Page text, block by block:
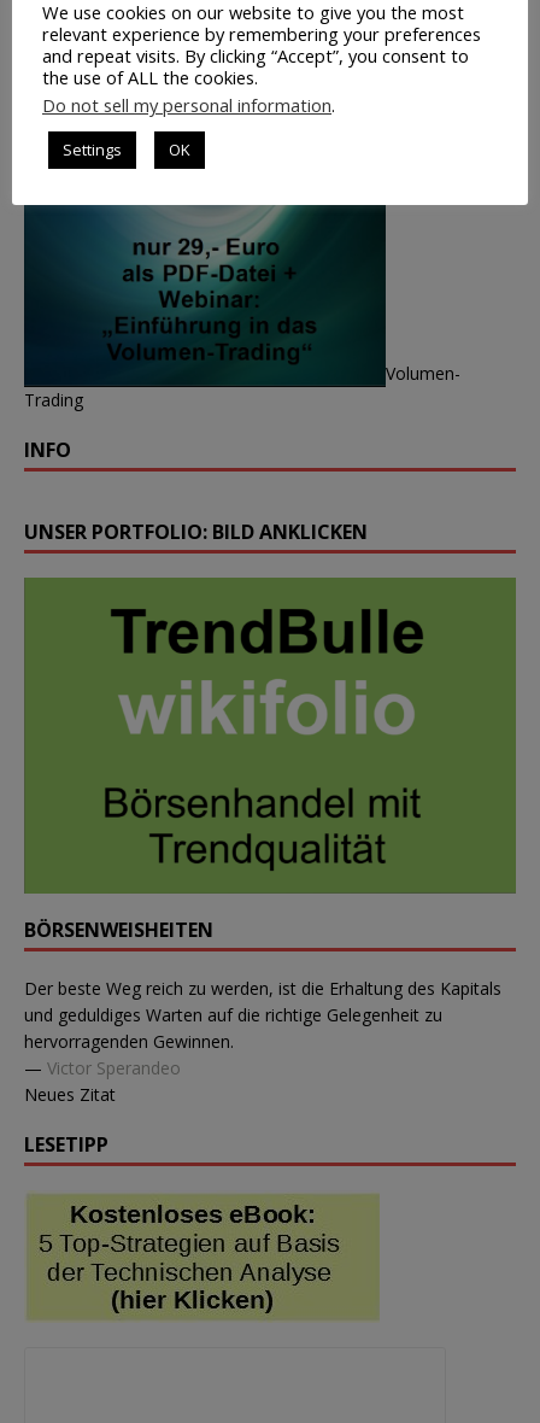
Volumen-
Trading
INFO
UNSER PORTFOLIO: BILD ANKLICKEN
BÖRSENWEISHEITEN
Der beste Weg reich zu werden, ist die Erhaltung des Kapitals
und geduldiges Warten auf die richtige Gelegenheit zu
hervorragenden Gewinnen.
— Victor Sperandeo
Neues Zitat
LESETIPP
We use cookies on our website to give you the most
relevant experience by remembering your preferences
and repeat visits. By clicking “Accept”, you consent to
the use of ALL the cookies.
Do not sell my personal information.
Settings OK